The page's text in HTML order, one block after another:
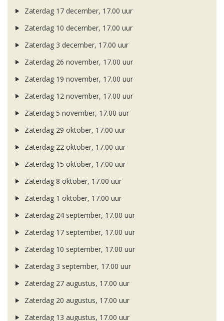
Zaterdag 17 december, 17.00 uur
Zaterdag 10 december, 17.00 uur
Zaterdag 3 december, 17.00 uur
Zaterdag 26 november, 17.00 uur
Zaterdag 19 november, 17.00 uur
Zaterdag 12 november, 17.00 uur
Zaterdag 5 november, 17.00 uur
Zaterdag 29 oktober, 17.00 uur
Zaterdag 22 oktober, 17.00 uur
Zaterdag 15 oktober, 17.00 uur
Zaterdag 8 oktober, 17.00 uur
Zaterdag 1 oktober, 17.00 uur
Zaterdag 24 september, 17.00 uur
Zaterdag 17 september, 17.00 uur
Zaterdag 10 september, 17.00 uur
Zaterdag 3 september, 17.00 uur
Zaterdag 27 augustus, 17.00 uur
Zaterdag 20 augustus, 17.00 uur
Zaterdag 13 augustus, 17.00 uur